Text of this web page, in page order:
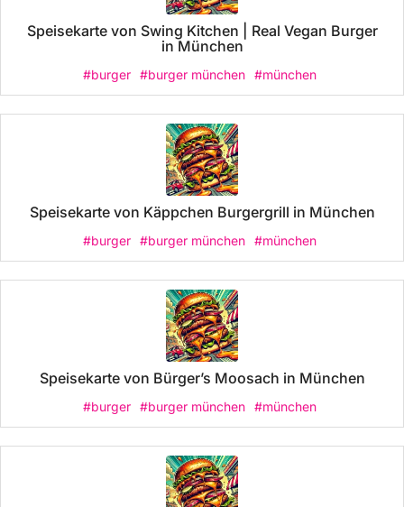
Speisekarte von Swing Kitchen | Real Vegan Burger
in München
#burger #burger münchen #münchen
Speisekarte von Käppchen Burgergrill in München
#burger #burger münchen #münchen
Speisekarte von Bürger’s Moosach in München
#burger #burger münchen #münchen